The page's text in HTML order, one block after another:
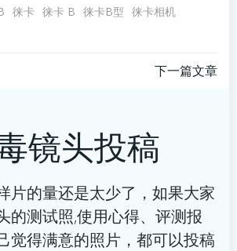
徕卡 徕卡 B 徕卡B型 徕卡相机
导
航
下一篇文章
镜头投稿
的量还是太少了，如果大家
的测试照,使用心得、评测报
觉得满意的照片，都可以投稿